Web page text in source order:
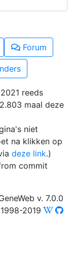
Forum
reeds
maal deze
niet
na klikken op
deze link.)
commit
to templm
v. 7.0.0
1998-2019